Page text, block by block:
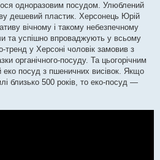
одноразовим посудом. Улюблений
дешевий пластик. Херсонець Юрій
вічному і такому небезпечному
та успішно впроваджують у всьому
тренд у Херсоні чоловік замовив з
органічного-посуду. Та цьогорічним
еко посуд з пшеничних висівок. Якщо
близько 500 років, то еко-посуд —